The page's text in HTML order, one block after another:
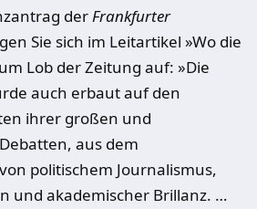
derFrankfurter
Sie sich im Leitartikel »Wo die
Lob der Zeitung auf: »Die
auch erbaut auf den
ihrer großen und
aus dem
politischem Journalismus,
und akademischer Brillanz. …